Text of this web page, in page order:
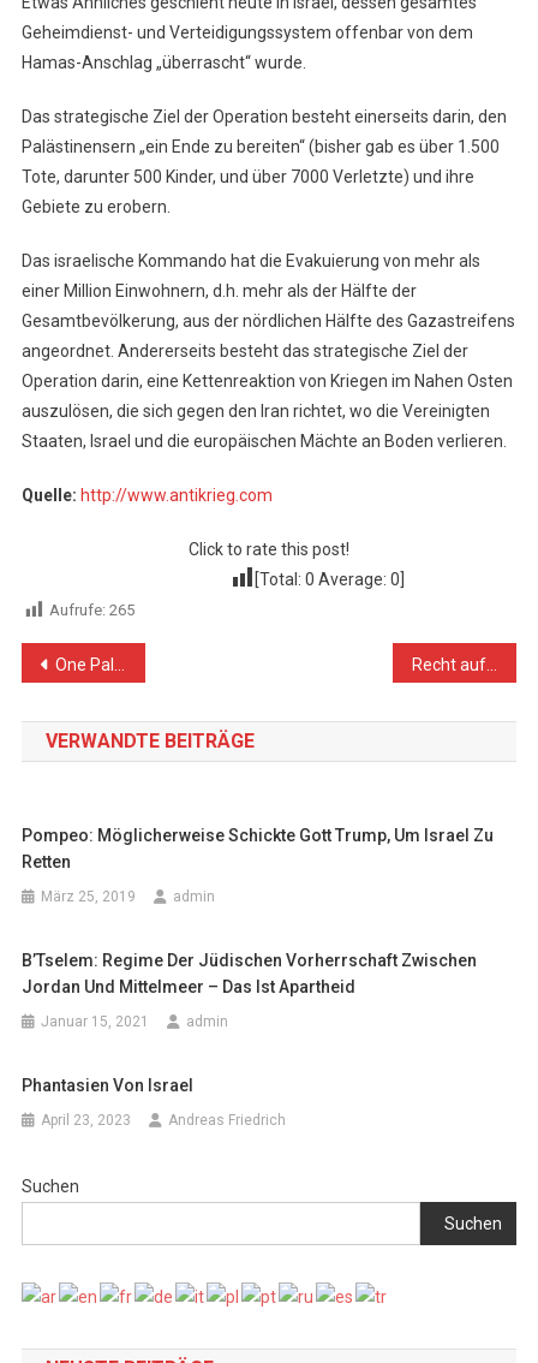
Geheimdienst- und Verteidigungssystem offenbar von dem
Hamas-Anschlag „überrascht“ wurde.
Das strategische Ziel der Operation besteht einerseits darin, den
Palästinensern „ein Ende zu bereiten“ (bisher gab es über 1.500
Tote, darunter 500 Kinder, und über 7000 Verletzte) und ihre
Gebiete zu erobern.
Das israelische Kommando hat die Evakuierung von mehr als
einer Million Einwohnern, d.h. mehr als der Hälfte der
Gesamtbevölkerung, aus der nördlichen Hälfte des Gazastreifens
angeordnet. Andererseits besteht das strategische Ziel der
Operation darin, eine Kettenreaktion von Kriegen im Nahen Osten
auszulösen, die sich gegen den Iran richtet, wo die Vereinigten
Staaten, Israel und die europäischen Mächte an Boden verlieren.
Quelle: http://www.antikrieg.com
Click to rate this post!
[Total: 0 Average: 0
Aufrufe: 265
Beitragsnavigation
One Palestinian child in Gaza killed every 15 minutes by Israeli forces Recht auf Widerstand gegen Besatzungsmacht
VERWANDTE BEITRÄGE
Pompeo: Möglicherweise Schickte Gott Trump, Um Israel Zu
Retten
März 25, 2019 admin
B’Tselem: Regime Der Jüdischen Vorherrschaft Zwischen
Jordan Und Mittelmeer – Das Ist Apartheid
Januar 15, 2021 admin
Phantasien Von Israel
April 23, 2023 Andreas Friedrich
Suchen
Suchen